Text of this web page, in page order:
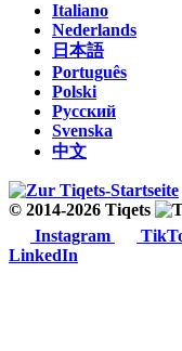
Italiano
Nederlands
日本語
Português
Polski
Русский
Svenska
中文
© 2014-2026 Tiqets
Instagram
LinkedIn